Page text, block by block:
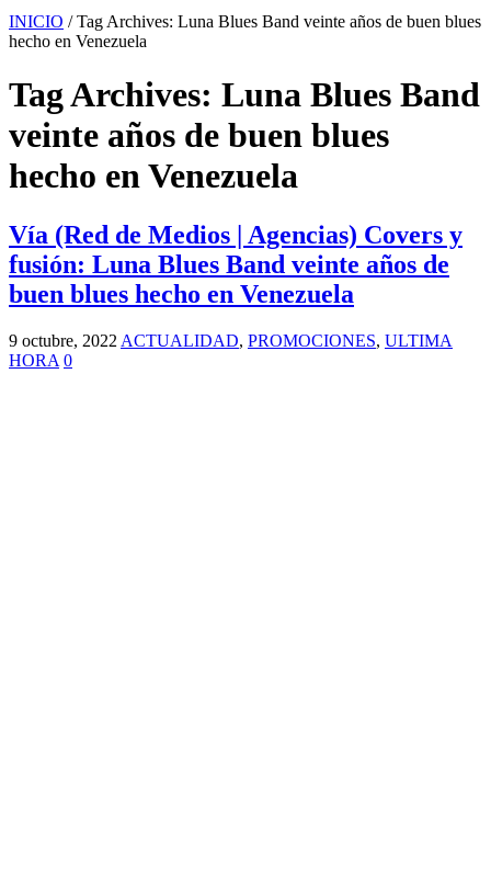
INICIO / Tag Archives: Luna Blues Band veinte años de buen blues
hecho en Venezuela
Tag Archives: Luna Blues Band
veinte años de buen blues
hecho en Venezuela
Vía (Red de Medios | Agencias) Covers y
fusión: Luna Blues Band veinte años de
buen blues hecho en Venezuela
9 octubre, 2022 ACTUALIDAD, PROMOCIONES, ULTIMA
HORA 0